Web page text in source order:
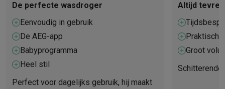
De perfecte wasdroger
Eenvoudig in gebruik
De AEG-app
Babyprogramma
Heel stil
Perfect voor dagelijks gebruik, hij maakt
Altijd
Praktisch
Groot